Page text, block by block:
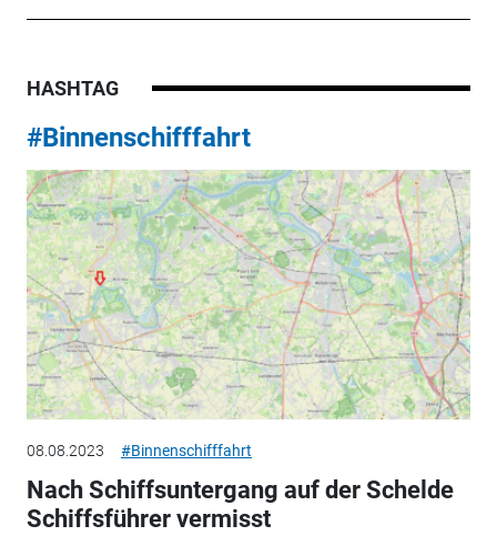
HASHTAG
#Binnenschifffahrt
08.08.2023 #Binnenschifffahrt
Nach Schiffsuntergang auf der Schelde
Schiffsführer vermisst